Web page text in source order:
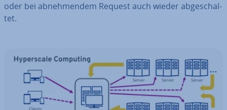
oder bei ab­neh­men­dem Request auch wieder ab­ge­schal­
tet.